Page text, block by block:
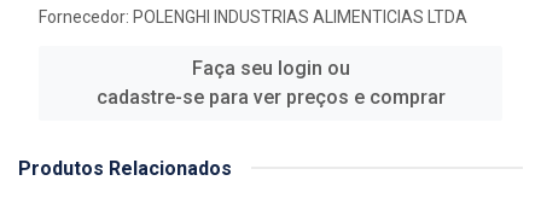
Fornecedor: POLENGHI INDUSTRIAS ALIMENTICIAS LTDA
Faça seu login ou
cadastre-se para ver preços e comprar
Produtos Relacionados